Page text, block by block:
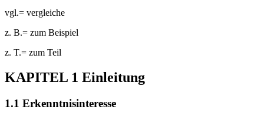
vgl.= vergleiche
z. B.= zum Beispiel
z. T.= zum Teil
KAPITEL 1 Einleitung
1.1 Erkenntnisinteresse